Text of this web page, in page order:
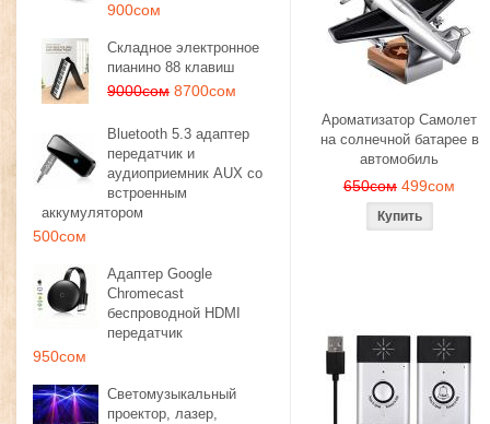
900сом
Складное электронное
пианино 88 клавиш
9000сом 8700сом
Bluetooth 5.3 адаптер
передатчик и
аудиоприемник AUX со
встроенным
аккумулятором
500сом
Адаптер Google
Chromecast
беспроводной HDMI
передатчик
950сом
Светомузыкальный
проектор, лазер,
Ароматизатор Самолет
на солнечной батарее в
автомобиль
650сом 499сом